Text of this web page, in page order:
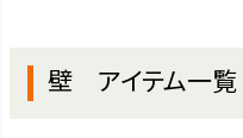
壁 アイテム一覧